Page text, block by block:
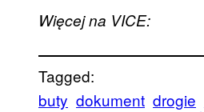
Więcej na VICE:
Tagged:
buty dokument drogie